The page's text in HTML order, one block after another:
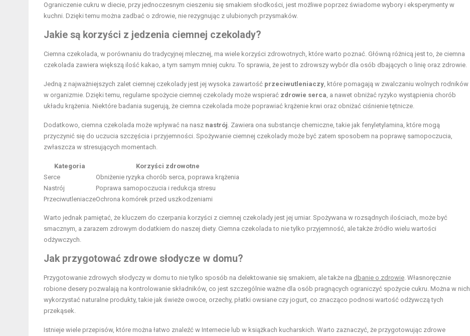
Ograniczenie cukru w diecie, przy jednoczesnym cieszeniu się smakiem słodkości, jest możliwe poprzez świadome wybory i eksperymenty w
kuchni. Dzięki temu można zadbać o zdrowie, nie rezygnując z ulubionych przysmaków.
Jakie są korzyści z jedzenia ciemnej czekolady?
Ciemna czekolada, w porównaniu do tradycyjnej mlecznej, ma wiele korzyści zdrowotnych, które warto poznać. Główną różnicą jest to, że ciemna
czekolada zawiera większą ilość kakao, a tym samym mniej cukru. To sprawia, że jest to zdrowszy wybór dla osób dbających o linię oraz zdrowie.
Jedną z najważniejszych zalet ciemnej czekolady jest jej wysoka zawartość przeciwutleniaczy , które pomagają w zwalczaniu wolnych rodników
w organizmie. Dzięki temu, regularne spożycie ciemnej czekolady może wspierać zdrowie serca , a nawet obniżać ryzyko wystąpienia chorób
układu krążenia. Niektóre badania sugerują, że ciemna czekolada może poprawiać krążenie krwi oraz obniżać ciśnienie tętnicze.
Dodatkowo, ciemna czekolada może wpływać na nasz nastrój . Zawiera ona substancje chemiczne, takie jak fenyletylamina, które mogą
przyczynić się do uczucia szczęścia i przyjemności. Spożywanie ciemnej czekolady może być zatem sposobem na poprawę samopoczucia,
zwłaszcza w stresujących momentach.
Kategoria
Korzyści zdrowotne
Serce
Obniżenie ryzyka chorób serca, poprawa krążenia
Nastrój
Poprawa samopoczucia i redukcja stresu
PrzeciwutleniaczeOchrona komórek przed uszkodzeniami
Warto jednak pamiętać, że kluczem do czerpania korzyści z ciemnej czekolady jest jej umiar. Spożywana w rozsądnych ilościach, może być
smacznym, a zarazem zdrowym dodatkiem do naszej diety. Ciemna czekolada to nie tylko przyjemność, ale także źródło wielu wartości
odżywczych.
Jak przygotować zdrowe słodycze w domu?
Przygotowanie zdrowych słodyczy w domu to nie tylko sposób na delektowanie się smakiem, ale także na dbanie o zdrowie . Własnoręcznie
robione desery pozwalają na kontrolowanie składników, co jest szczególnie ważne dla osób pragnących ograniczyć spożycie cukru. Można w nich
wykorzystać naturalne produkty, takie jak świeże owoce, orzechy, płatki owsiane czy jogurt, co znacząco podnosi wartość odżywczą tych
przekąsek.
Istnieje wiele przepisów, które można łatwo znaleźć w Internecie lub w książkach kucharskich. Warto zaznaczyć, że przygotowując zdrowe